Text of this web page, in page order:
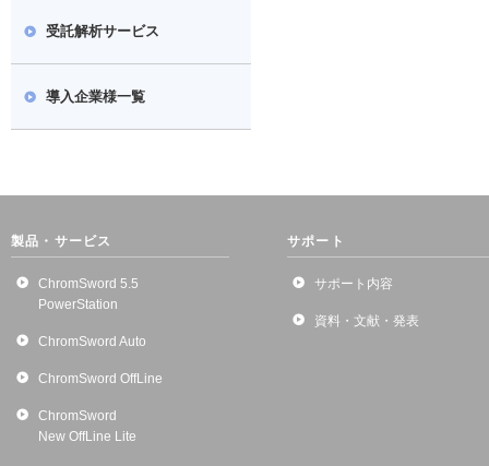
受託解析サービス
導入企業様一覧
製品・サービス
ChromSword 5.5
PowerStation
ChromSword Auto
ChromSword OffLine
ChromSword
New OffLine Lite
サポート
サポート内容
資料・文献・発表